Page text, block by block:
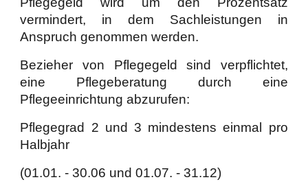
vermindert, in dem Sachleistungen in
Anspruch genommen werden.
Bezieher von Pflegegeld sind verpflichtet,
eine Pflegeberatung durch eine
Pflegeeinrichtung abzurufen:
Pflegegrad 2 und 3 mindestens einmal pro
Halbjahr
(01.01. - 30.06 und 01.07. - 31.12)